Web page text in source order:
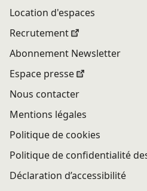
Location d'espaces
Recrutement
Abonnement Newsletter
Espace presse
Nous contacter
Mentions légales
Politique de cookies
Politique de confidentialité
Déclaration d’accessibilité